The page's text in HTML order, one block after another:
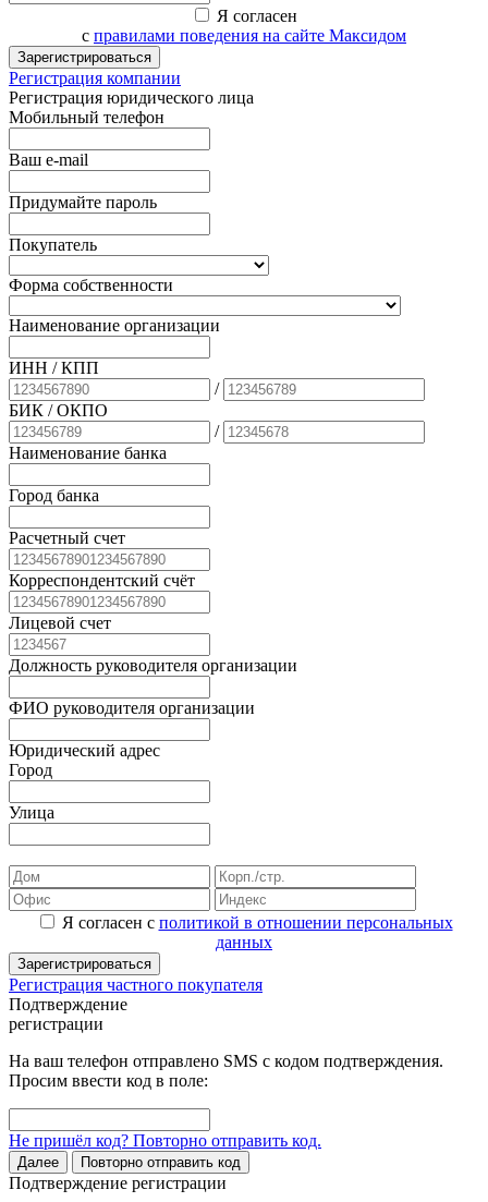
Я согласен
с правилами поведения на сайте Максидом
Зарегистрироваться
Регистрация компании
Регистрация юридического лица
Мобильный телефон
Ваш e-mail
Придумайте пароль
Покупатель
Форма собственности
Наименование организации
ИНН / КПП
/
БИК / ОКПО
/
Наименование банка
Город банка
Расчетный счет
Корреспондентский счёт
Лицевой счет
Должность руководителя организации
ФИО руководителя организации
Юридический адрес
Город
Улица
Я согласен с политикой в отношении персональных
данных
Зарегистрироваться
Регистрация частного покупателя
Подтверждение
регистрации
На ваш телефон отправлено SMS с кодом подтверждения.
Просим ввести код в поле:
Не пришёл код? Повторно отправить код.
Далее Повторно отправить код
Подтверждение регистрации